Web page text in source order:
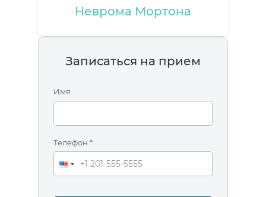
Неврома Мортона
Записаться на прием
Имя
Телефон *